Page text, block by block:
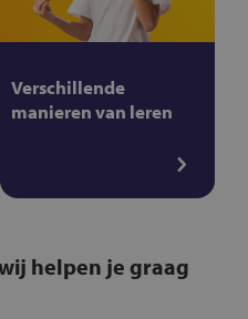
Verschillende
manieren van leren
helpen je graag